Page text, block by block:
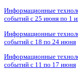
Информационные
событий с 25 июня по 1
Информационные
событий с 18 по 24 июня
Информационные
событий с 11 по 17 июня